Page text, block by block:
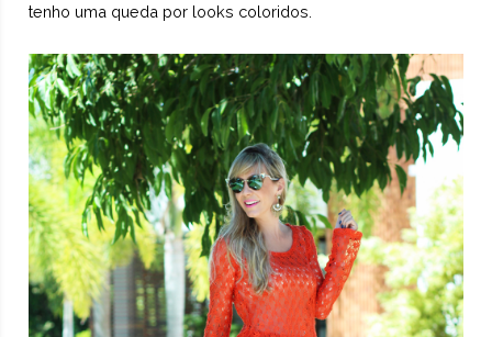
tenho uma queda por looks coloridos.